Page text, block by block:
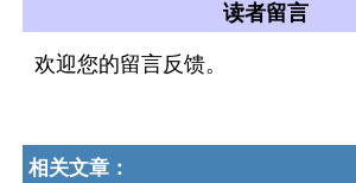
读者留言
欢迎您的留言反馈。
相关文章：